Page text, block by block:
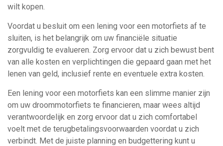
wilt kopen.
Voordat u besluit om een lening voor een motorfiets af te
sluiten, is het belangrijk om uw financiële situatie
zorgvuldig te evalueren. Zorg ervoor dat u zich bewust bent
van alle kosten en verplichtingen die gepaard gaan met het
lenen van geld, inclusief rente en eventuele extra kosten.
Een lening voor een motorfiets kan een slimme manier zijn
om uw droommotorfiets te financieren, maar wees altijd
verantwoordelijk en zorg ervoor dat u zich comfortabel
voelt met de terugbetalingsvoorwaarden voordat u zich
verbindt. Met de juiste planning en budgettering kunt u